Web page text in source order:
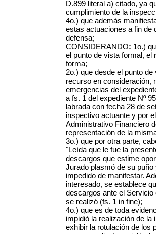
D.899 literal a) citado, ya
cumplimiento de la
4o.) que además
estas actuaciones a fin de
defensa;
CONSIDERANDO: 1o.)
el punto de vista formal, el
forma;
2o.) que desde el punto
recurso en consideración,
emergencias del
a fs. 1 del expediente Nº
labrada con fecha 28 de
inspectivo actuante y por
Administrativo Financiero
representación de la
3o.) que por otra parte,
"Leída que le fue la
descargos que estime
Jurado plasmó de su
impedido de manifestar.
interesado, se establece
descargos ante el
se realizó (fs. 1 in fine);
4o.) que es de toda
impidió la realización de
exhibir la rotulación de los